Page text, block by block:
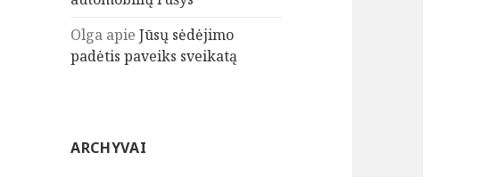
Olga apieJūsų sėdėjimo
padėtis paveiks sveikatą
ARCHYVAI